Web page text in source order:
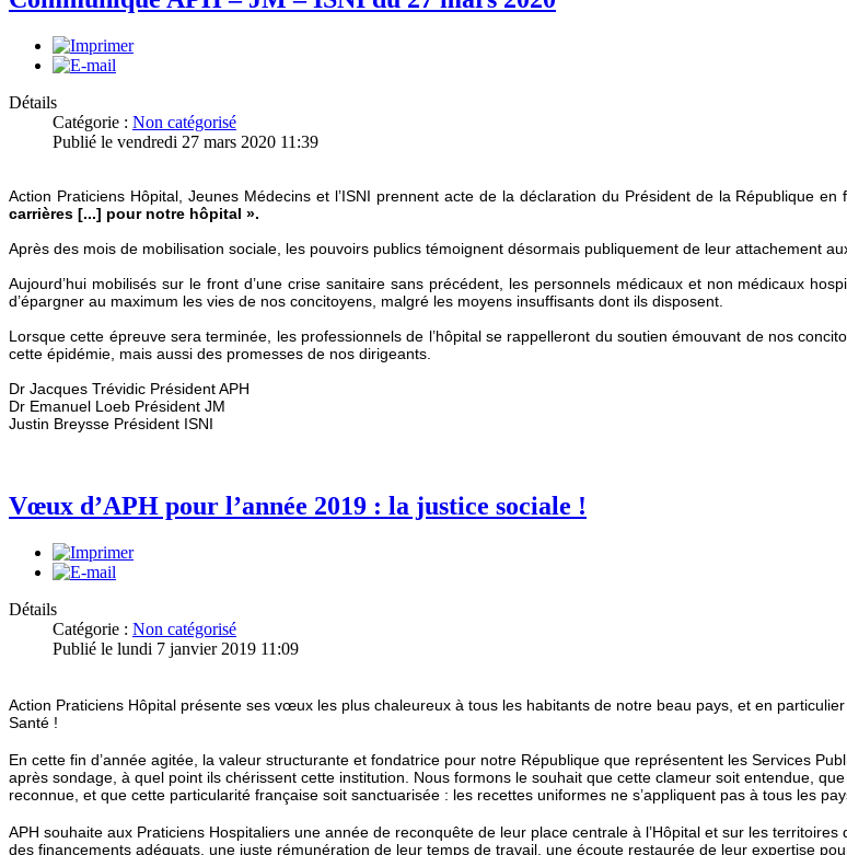
Détails
Catégorie : Non catégorisé
Publié le vendredi 27 mars 2020 11:39
Action Praticiens Hôpital, Jeunes Médecins et l’ISNI prennent acte de la déclaration du Président de la République en
carrières [...] pour notre hôpital ».
Après des mois de mobilisation sociale, les pouvoirs publics témoignent désormais publiquement de leur attachement
Aujourd’hui mobilisés sur le front d’une crise sanitaire sans précédent, les personnels médicaux et non médicaux
d’épargner au maximum les vies de nos concitoyens, malgré les moyens insuffisants dont ils disposent.
Lorsque cette épreuve sera terminée, les professionnels de l’hôpital se rappelleront du soutien émouvant de nos
cette épidémie, mais aussi des promesses de nos dirigeants.
Dr Jacques Trévidic Président APH
Dr Emanuel Loeb Président JM
Justin Breysse Président ISNI
Vœux d’APH pour l’année 2019 : la justice sociale !
Détails
Catégorie : Non catégorisé
Publié le lundi 7 janvier 2019 11:09
Action Praticiens Hôpital présente ses vœux les plus chaleureux à tous les habitants de notre beau pays, et en
Santé !
En cette fin d’année agitée, la valeur structurante et fondatrice pour notre République que représentent les Services
après sondage, à quel point ils chérissent cette institution. Nous formons le souhait que cette clameur soit entendue,
reconnue, et que cette particularité française soit sanctuarisée : les recettes uniformes ne s’appliquent pas à tous les
APH souhaite aux Praticiens Hospitaliers une année de reconquête de leur place centrale à l’Hôpital et sur les
des financements adéquats, une juste rémunération de leur temps de travail, une écoute restaurée de leur expertise